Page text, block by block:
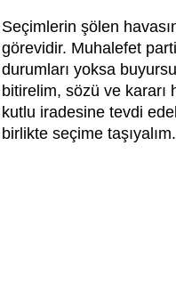
Seçimlerin şölen
görevidir. Muhalefet
durumları yoksa
bitirelim, sözü ve kararı
kutlu iradesine tevdi
birlikte seçime taşıyalım.